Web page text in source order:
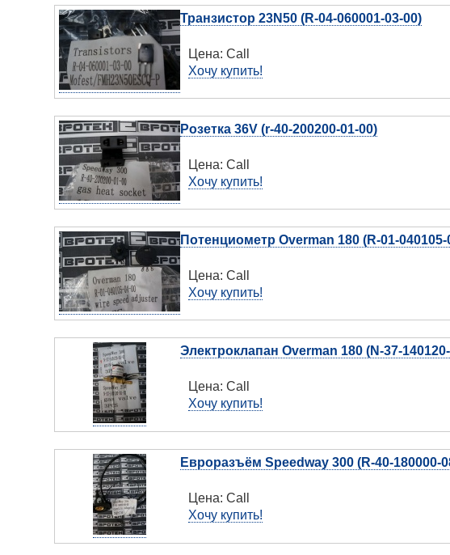
Транзистор 23N50 (R-04-060001-03-00)
Цена: Call
Хочу купить!
Розетка 36V (r-40-200200-01-00)
Цена: Call
Хочу купить!
Потенциометр Overman 180 (R-01-040105-
Цена: Call
Хочу купить!
Электроклапан Overman 180 (N-37-
Цена: Call
Хочу купить!
Евроразъём Speedway 300 (R-40-180000-
Цена: Call
Хочу купить!